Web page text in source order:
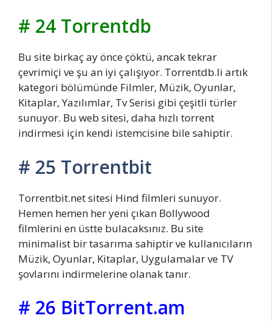
# 24 Torrentdb
Bu site birkaç ay önce çöktü, ancak tekrar
çevrimiçi ve şu an iyi çalışıyor. Torrentdb.li artık
kategori bölümünde Filmler, Müzik, Oyunlar,
Kitaplar, Yazılımlar, Tv Serisi gibi çeşitli türler
sunuyor. Bu web sitesi, daha hızlı torrent
indirmesi için kendi istemcisine bile sahiptir.
# 25 Torrentbit
Torrentbit.net sitesi Hind filmleri sunuyor.
Hemen hemen her yeni çıkan Bollywood
filmlerini en üstte bulacaksınız. Bu site
minimalist bir tasarıma sahiptir ve kullanıcıların
Müzik, Oyunlar, Kitaplar, Uygulamalar ve TV
şovlarını indirmelerine olanak tanır.
# 26 BitTorrent.am